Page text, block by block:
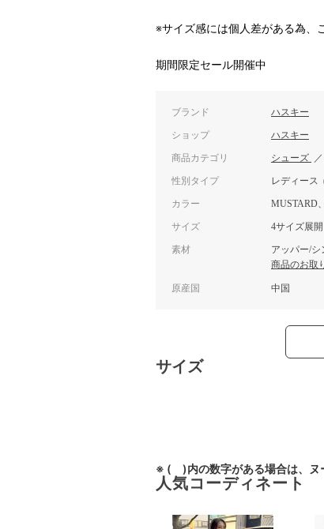
※サイズ感には個人差がある為、
期間限定セール開催中
ブランド ハスキー
ショップ ハスキー
商品カテゴリ シューズ ／
性別タイプ レディース
カラー MUSTARD
サイズ 4サイズ展開
素材
アッパー/
商品のお取
原産国 中国
サイズ
※ ( )内の数字がある場合は、ヌ
人気コーディネート